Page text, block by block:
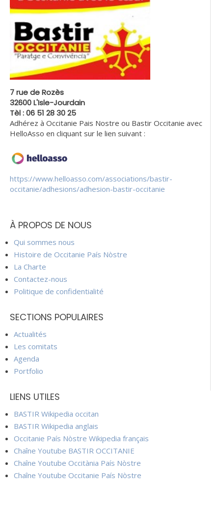
7 rue de Rozès
32600 L'Isle-Jourdain
Tèl : 06 51 28 30 25
Adhérez à Occitanie Pais Nostre ou Bastir Occitanie avec
HelloAsso en cliquant sur le lien suivant :
https://www.helloasso.com/associations/bastir-
occitanie/adhesions/adhesion-bastir-occitanie
À PROPOS DE NOUS
Qui sommes nous
Histoire de Occitanie País Nòstre
La Charte
Contactez-nous
Politique de confidentialité
SECTIONS POPULAIRES
Actualités
Les comitats
Agenda
Portfolio
LIENS UTILES
BASTIR Wikipedia occitan
BASTIR Wikipedia anglais
Occitanie País Nòstre Wikipedia français
Chaîne Youtube BASTIR OCCITANIE
Chaîne Youtube Occitània País Nòstre
Chaîne Youtube Occitanie País Nòstre